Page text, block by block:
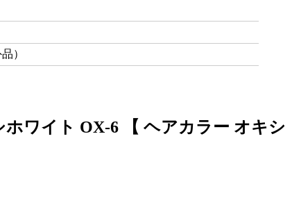
）
ワイト OX-6 【 ヘアカラー オキシ